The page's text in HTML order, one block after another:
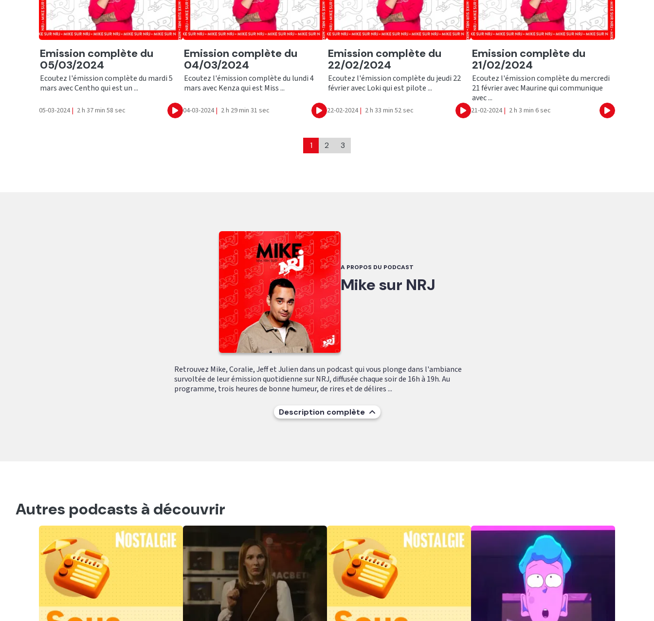
Ecouter
Emission complète du
05/03/2024
Ecoutez l'émission complète du mardi 5
mars avec Centho qui est un ...
05-03-2024 | 2 h 37 min 58 sec Ecouter
Ecouter
Emission complète du
04/03/2024
Ecoutez l'émission complète du lundi 4
mars avec Kenza qui est Miss ...
04-03-2024 | 2 h 29 min 31 sec Ecouter
Ecouter
Emission complète du
22/02/2024
Ecoutez l'émission complète du jeudi 22
février avec Loki qui est pilote ...
22-02-2024 | 2 h 33 min 52 sec Ecouter
Ecouter
Emission complète du
21/02/2024
Ecoutez l'émission complète du mercredi
21 février avec Maurine qui communique
avec ...
21-02-2024 | 2 h 3 min 6 sec Ecouter
1 2 3
A PROPOS DU PODCAST
Mike sur NRJ
Retrouvez Mike, Coralie, Jeff et Julien dans un podcast qui vous plonge dans l'ambiance
survoltée de leur émission quotidienne sur NRJ, diffusée chaque soir de 16h à 19h. Au
programme, trois heures de bonne humeur, de rires et de délires ...
Description complète
Autres podcasts à découvrir